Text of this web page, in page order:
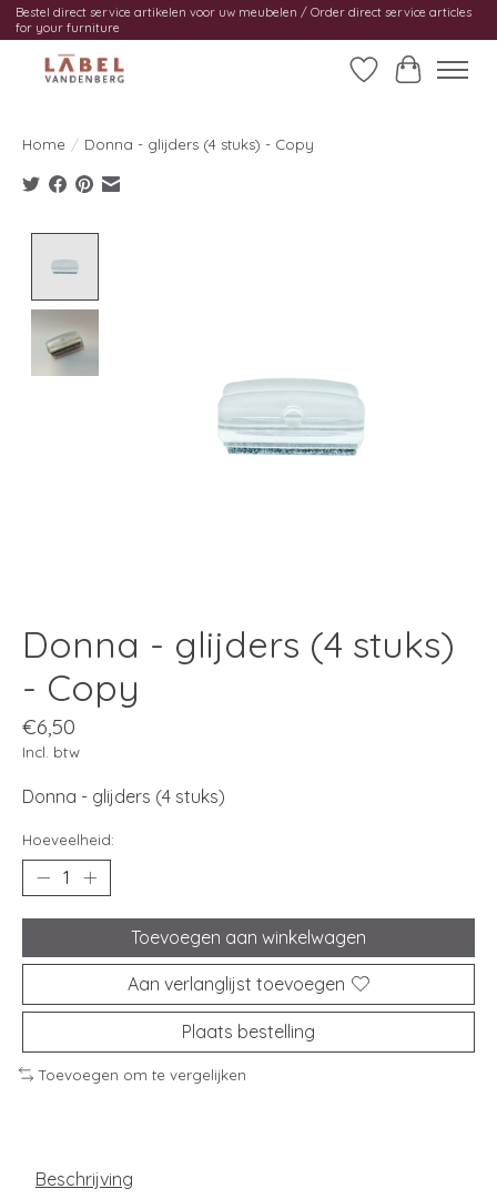
Bestel direct service artikelen voor uw meubelen / Order direct service articles
for your furniture
Verlanglijst
Home / Donna - glijders (4 stuks) - Copy
Donna - glijders (4 stuks)
- Copy
€6,50
Incl. btw
Donna - glijders (4 stuks)
Hoeveelheid:
Toevoegen aan winkelwagen
Aan verlanglijst toevoegen
Plaats bestelling
Toevoegen om te vergelijken
Beschrijving